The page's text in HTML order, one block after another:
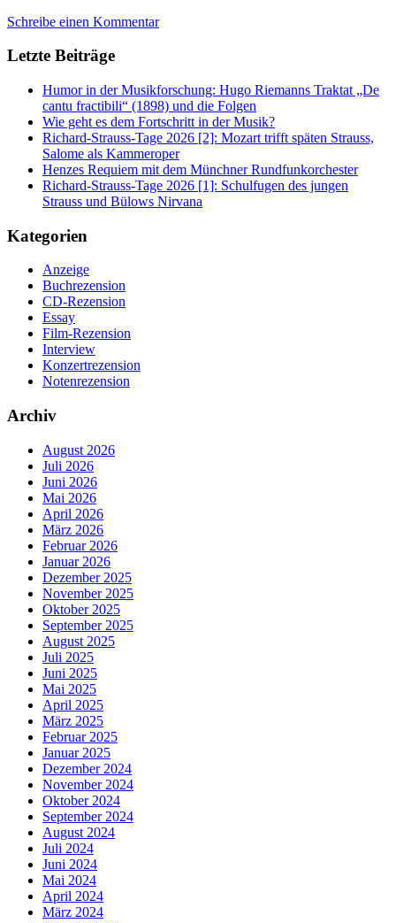
Schreibe einen Kommentar
Letzte Beiträge
Humor in der Musikforschung: Hugo Riemanns Traktat „De
cantu fractibili“ (1898) und die Folgen
Wie geht es dem Fortschritt in der Musik?
Richard-Strauss-Tage 2026 [2]: Mozart trifft späten Strauss,
Salome als Kammeroper
Henzes Requiem mit dem Münchner Rundfunkorchester
Richard-Strauss-Tage 2026 [1]: Schulfugen des jungen
Strauss und Bülows Nirvana
Kategorien
Anzeige
Buchrezension
CD-Rezension
Essay
Film-Rezension
Interview
Konzertrezension
Notenrezension
Archiv
August 2026
Juli 2026
Juni 2026
Mai 2026
April 2026
März 2026
Februar 2026
Januar 2026
Dezember 2025
November 2025
Oktober 2025
September 2025
August 2025
Juli 2025
Juni 2025
Mai 2025
April 2025
März 2025
Februar 2025
Januar 2025
Dezember 2024
November 2024
Oktober 2024
September 2024
August 2024
Juli 2024
Juni 2024
Mai 2024
April 2024
März 2024